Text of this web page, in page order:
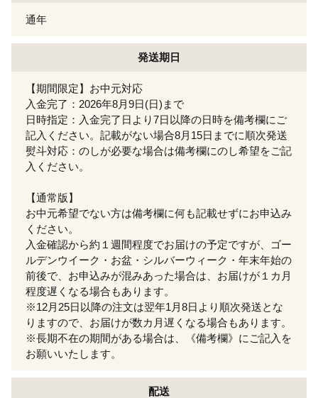
通年
発送期日
【期間限定】お中元対応
入金完了：2026年8月9日(日)まで
日時指定：入金完了日より7日以降の日時を備考欄にご
記入ください。記載がない場合8月15日までに順次発送
熨斗対応：のしが必要な場合は備考欄にのし希望をご記
入ください。
【通常版】
お中元希望でない方は備考欄に何も記載せずにお申込み
ください。
入金確認から約１週間程度でお届けの予定ですが、ゴー
ルデンウイーク・お盆・シルバーウィーク・年末年始の
前後で、お申込みが混みあった場合は、お届けが１カ月
程度遅くなる場合もあります。
※12月25日以降の注文は翌年1月8日より順次発送とな
りますので、お届けが数カ月遅くなる場合もあります。
※長期不在の期間がある場合は、《備考欄》にご記入を
お願いいたします。
配送